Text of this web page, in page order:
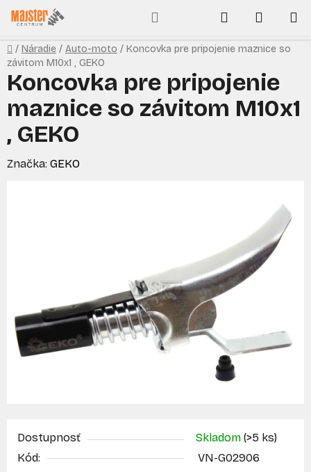
Prejsť
na
obsah
Hľadať
KOŠÍK
Domov
/ Náradie / Auto-moto / Koncovka pre pripojenie maznice so
závitom M10x1 , GEKO
Dostupnosť Skladom (>5 ks)
Kód:
VN-G02906
Koncovka pre pripojenie
maznice so závitom M10x1
, GEKO
Značka: GEKO